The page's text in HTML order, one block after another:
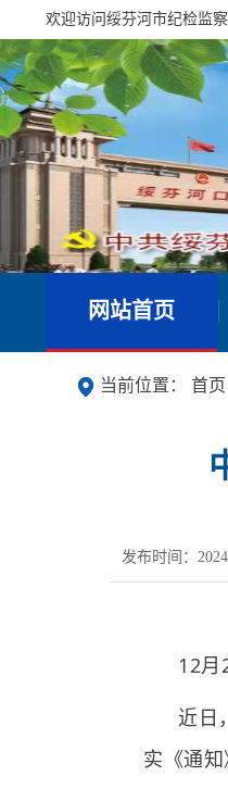
欢迎访问绥芬河市纪检监察
网站首页
当前位置： 首页
发布时间：
12月
近日
实《通